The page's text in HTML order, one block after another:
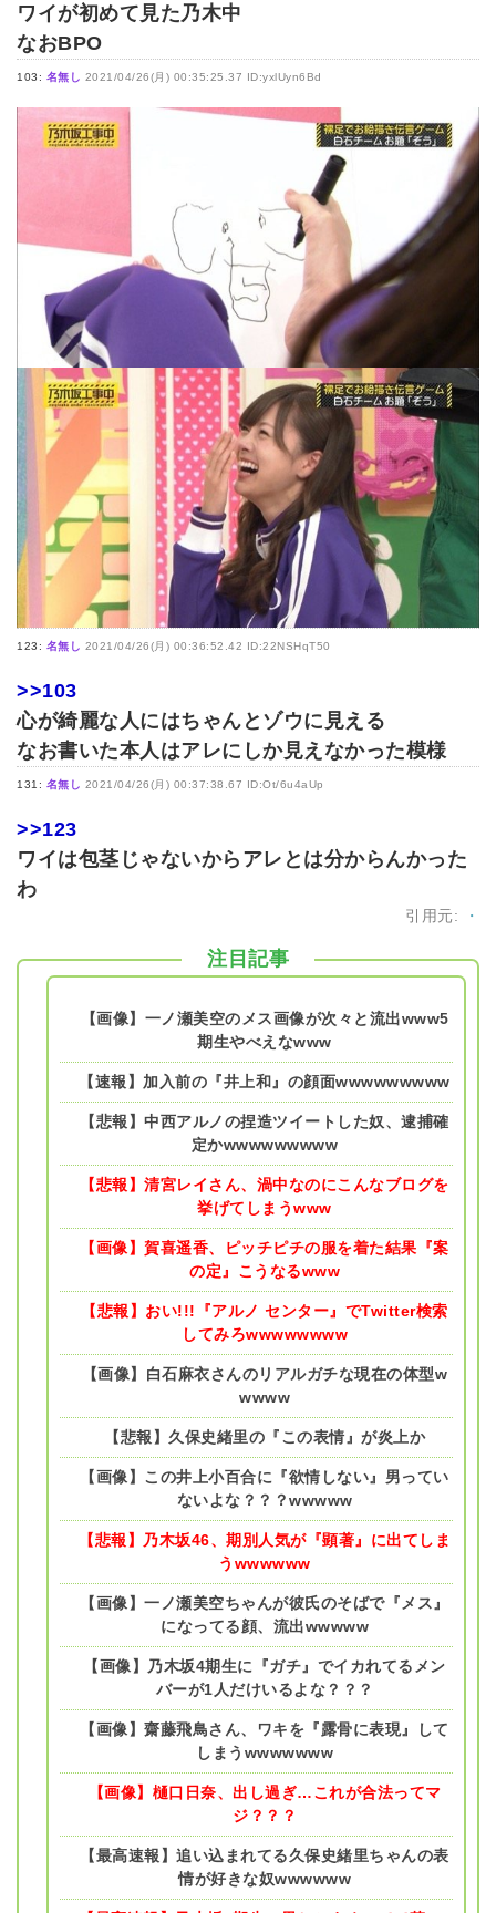
ワイが初めて見た乃木中
なおBPO
103: 名無し 2021/04/26(月) 00:35:25.37 ID:yxlUyn6Bd
123: 名無し 2021/04/26(月) 00:36:52.42 ID:22NSHqT50
>>103
心が綺麗な人にはちゃんとゾウに見える
なお書いた本人はアレにしか見えなかった模様
131: 名無し 2021/04/26(月) 00:37:38.67 ID:Ot/6u4aUp
>>123
ワイは包茎じゃないからアレとは分からんかった
わ
引用元: ・
注目記事
【画像】一ノ瀬美空のメス画像が次々と流出www5
期生やべえなwww
【速報】加入前の『井上和』の顔面wwwwwwwww
【悲報】中西アルノの捏造ツイートした奴、逮捕確
定かwwwwwwwww
【悲報】清宮レイさん、渦中なのにこんなブログを
挙げてしまうwww
【画像】賀喜遥香、ピッチピチの服を着た結果『案
の定』こうなるwww
【悲報】おい!!!『アルノ センター』でTwitter検索
してみろwwwwwwww
【画像】白石麻衣さんのリアルガチな現在の体型w
wwww
【悲報】久保史緒里の『この表情』が炎上か
【画像】この井上小百合に『欲情しない』男ってい
ないよな？？？wwwww
【悲報】乃木坂46、期別人気が『顕著』に出てしま
うwwwwww
【画像】一ノ瀬美空ちゃんが彼氏のそばで『メス』
になってる顔、流出wwwww
【画像】乃木坂4期生に『ガチ』でイカれてるメン
バーが1人だけいるよな？？？
【画像】齋藤飛鳥さん、ワキを『露骨に表現』して
しまうwwwwwww
【画像】樋口日奈、出し過ぎ…これが合法ってマ
ジ？？？
【最高速報】追い込まれてる久保史緒里ちゃんの表
情が好きな奴wwwwww